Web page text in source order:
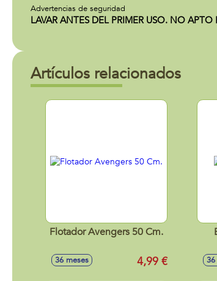
Advertencias de seguridad
LAVAR ANTES DEL PRIMER USO. NO
Artículos relacionados
Flotador Avengers 50 Cm.
36 meses 4,99 €